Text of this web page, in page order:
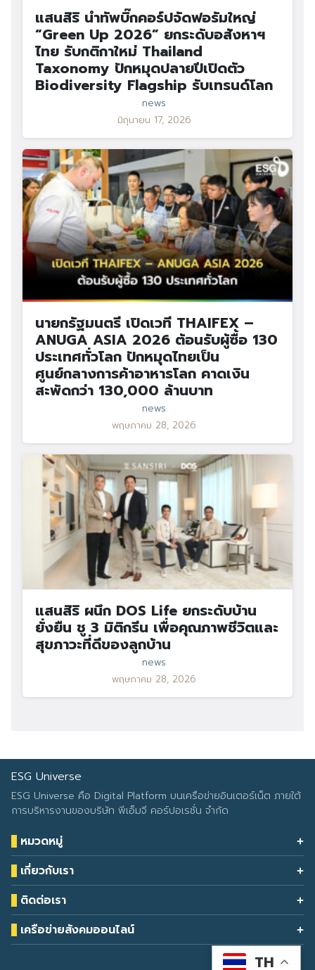
แสนสิริ นำทัพบิ๊กคอร์ปจัดฟอรัมใหญ่
“Green Up 2026” ยกระดับอสังหาฯ
ไทย รับกติกาใหม่ Thailand
Taxonomy ปักหมุดปลายปีเปิดตัว
Biodiversity Flagship รับเทรนด์โลก
news
มิถุนายน 17, 2026
นายกรัฐมนตรี เปิดเวที THAIFEX –
ANUGA ASIA 2026 ต้อนรับผู้ซื้อ 130
ประเทศทั่วโลก ปักหมุดไทยเป็น
ศูนย์กลางการค้าอาหารโลก คาดเงิน
สะพัดกว่า 130,000 ล้านบาท
news
พฤษภาคม 28, 2026
แสนสิริ ผนึก DOS Life ยกระดับบ้าน
ยั่งยืน ชู 3 มิติกรีน เพื่อคุณภาพชีวิตและ
สุขภาวะที่ดีของลูกบ้าน
news
พฤษภาคม 28, 2026
ESG Universe
ESG Universe คือ Digital Platform บนเครือข่ายอินเตอร์เน็ต ภายใต้
การบริหารงานของบริษัท พีเอ็มจี คอร์ปอเรชั่น จำกัด
หมวดหมู่
Health & Wellness
Eco Icon
ESG Data
Climate Change
ESG Report
เกี่ยวกับเรา
Our Services
About Us
Contact Us
ติดต่อเรา
โทรศัพท์: 090-549-2524
เครือข่ายสังคมออนไลน์
TH